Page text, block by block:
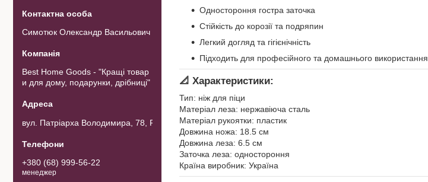
Одностороння гостра заточка
Стійкість до корозії та подряпин
Легкий догляд та гігієнічність
Підходить для професійного та домашнього використання
📐 Характеристики:
Тип: ніж для піци
Матеріал леза: нержавіюча сталь
Матеріал рукоятки: пластик
Довжина ножа: 18.5 см
Довжина леза: 6.5 см
Заточка леза: одностороння
Країна виробник: Україна
Симотюк Олександр Васильович
Best Home Goods - "Кращі товар
и для дому, подарунки, дрібниці"
вул. Патріарха Володимира, 78, Рожнов, Україна
+380 (68) 999-56-22
менеджер